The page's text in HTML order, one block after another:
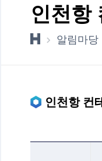
인천항
알림마당
인천항 컨